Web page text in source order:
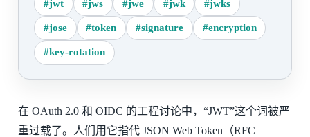
#jwt #jws #jwe #jwk #jwks
#jose #token #signature #encryption
#key-rotation
在 OAuth 2.0 和 OIDC 的工程讨论中，“JWT”这个词被严
重过载了。人们用它指代 JSON Web Token（RFC